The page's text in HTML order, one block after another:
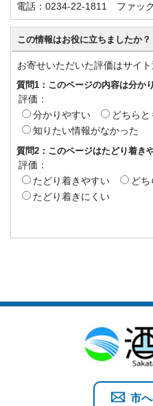
電話：0234-22-1811 ファッ
この情報はお役に立ちましたか？
お寄せいただいた評価はサイ
質問1：このページの内容は分か
評価：
分かりやすい
どちら
知りたい情報がなかった
質問2：このページはたどり着き
評価：
たどり着きやすい
ど
たどり着きにくい
市